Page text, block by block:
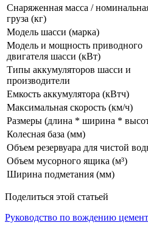
Снаряженная масса /
груза (кг)
Модель шасси (марка)
Модель и мощность приводного
двигателя шасси (кВт)
Типы аккумуляторов шасси и
производители
Емкость аккумулятора (кВтч)
Максимальная скорость (км/ч)
Размеры (длина * ширина *
Колесная база (мм)
Объем резервуара для чистой
Объем мусорного ящика (м³)
Ширина подметания (мм)
Поделиться этой статьей
Руководство по вождению